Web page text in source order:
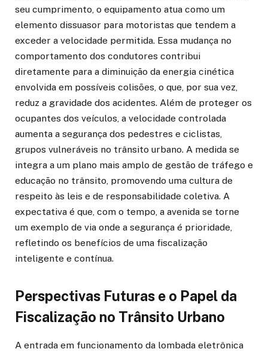
seu cumprimento, o equipamento atua como um
elemento dissuasor para motoristas que tendem a
exceder a velocidade permitida. Essa mudança no
comportamento dos condutores contribui
diretamente para a diminuição da energia cinética
envolvida em possíveis colisões, o que, por sua vez,
reduz a gravidade dos acidentes. Além de proteger os
ocupantes dos veículos, a velocidade controlada
aumenta a segurança dos pedestres e ciclistas,
grupos vulneráveis no trânsito urbano. A medida se
integra a um plano mais amplo de gestão de tráfego e
educação no trânsito, promovendo uma cultura de
respeito às leis e de responsabilidade coletiva. A
expectativa é que, com o tempo, a avenida se torne
um exemplo de via onde a segurança é prioridade,
refletindo os benefícios de uma fiscalização
inteligente e contínua.
Perspectivas Futuras e o Papel da
Fiscalização no Trânsito Urbano
A entrada em funcionamento da lombada eletrônica